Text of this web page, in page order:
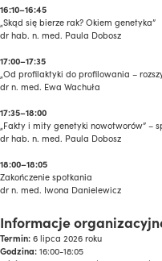
16:10–16:45
„Skąd się bierze rak? Okiem genetyka”
dr hab. n. med. Paula Dobosz
17:00–17:35
„Od profilaktyki do profilowania –
dr n. med. Ewa Wachuła
17:35–18:00
„Fakty i mity genetyki nowotworów” –
dr hab. n. med. Paula Dobosz
18:00–18:05
Zakończenie spotkania
dr n. med. Iwona Danielewicz
Informacje
Termin:6 lipca 2026 roku
Godzina:16:00-18:05